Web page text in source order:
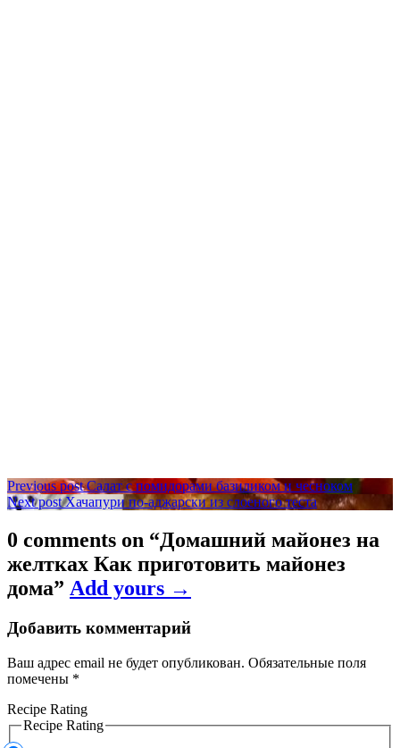
Навигация
по
записям
Previous post Салат с помидорами базиликом и чесноком
Next post Хачапури по-аджарски из слоеного теста
0 comments on “Домашний майонез на
желтках Как приготовить майонез
дома” Add yours →
Добавить комментарий
Ваш адрес email не будет опубликован. Обязательные поля
помечены *
Recipe Rating
Recipe Rating